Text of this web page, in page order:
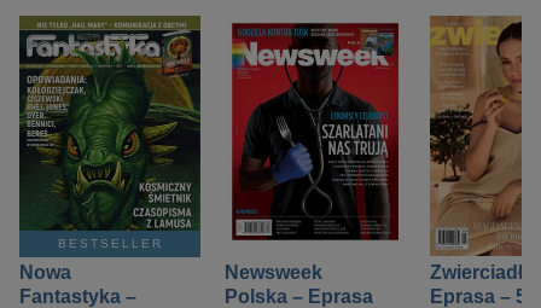
BESTSELLER
Nowa
Fantastyka –
Newsweek
Polska – Eprasa
Zwierciadło
Eprasa – 5/